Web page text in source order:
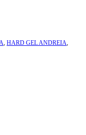
, HARD GEL ANDREIA,